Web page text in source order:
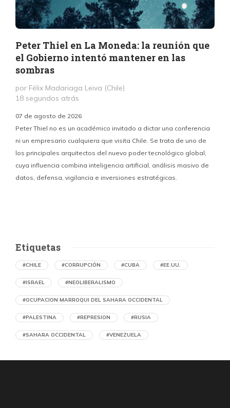
Peter Thiel en La Moneda: la reunión que
el Gobierno intentó mantener en las
sombras
por Félix Madariaga Leiva (Chile)
18 segundos atrás
07 de agosto de 2026
Peter Thiel no es un académico invitado a dictar una conferencia
ni un empresario cualquiera que visita Chile. Se trata de uno de
los principales arquitectos del nuevo poder tecnológico global,
cuya influencia combina inteligencia artificial, análisis masivo de
datos, defensa, vigilancia e inversiones estratégicas.
Denuncian en Chile una operación de
Etiquetas
#CHILE #CORRUPCIÓN #CUBA #EE.UU.
#ISRAEL #NEOLIBERALISMO
#OCUPACION MARROQUI DEL SAHARA OCCIDENTAL
#PALESTINA #REPRESION #RUSIA
#SAHARA OCCIDENTAL #VENEZUELA